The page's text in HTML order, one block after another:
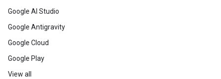
Google AI Studio
Google Antigravity
Google Cloud
Google Play
View all